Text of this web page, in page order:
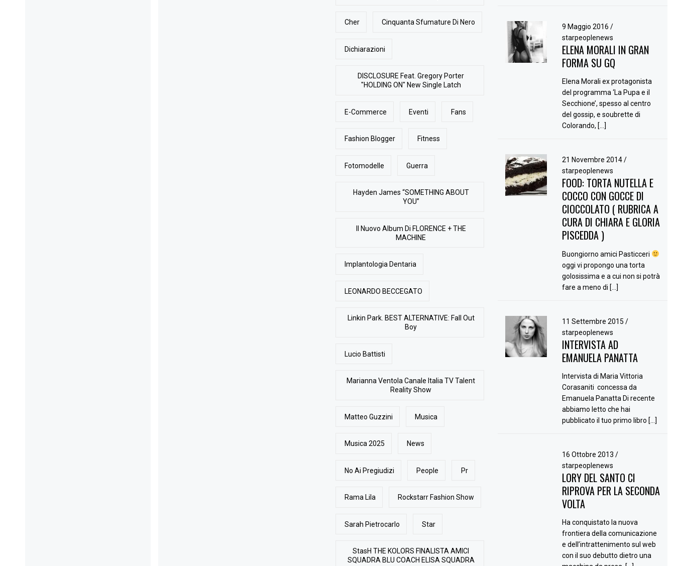
Cher Cinquanta Sfumature Di Nero
Dichiarazioni
DISCLOSURE Feat. Gregory Porter
"HOLDING ON" New Single Latch
E-Commerce Eventi Fans
Fashion Blogger Fitness
Fotomodelle Guerra
Hayden James “SOMETHING ABOUT
YOU”
Il Nuovo Album Di FLORENCE + THE
MACHINE
Implantologia Dentaria
LEONARDO BECCEGATO
Linkin Park. BEST ALTERNATIVE: Fall Out
Boy
Lucio Battisti
Marianna Ventola Canale Italia TV Talent
Reality Show
Matteo Guzzini Musica
Musica 2025 News
No Ai Pregiudizi People Pr
Rama Lila Rockstarr Fashion Show
Sarah Pietrocarlo Star
StasH THE KOLORS FINALISTA AMICI
SQUADRA BLU COACH ELISA SQUADRA
9 Maggio 2016 /
starpeoplenews
ELENA MORALI IN GRAN
FORMA SU GQ
Elena Morali ex protagonista
del programma ‘La Pupa e il
Secchione’, spesso al centro
del gossip, e soubrette di
Colorando, […]
21 Novembre 2014/
starpeoplenews
FOOD: TORTA NUTELLA E
COCCO CON GOCCE DI
CIOCCOLATO ( RUBRICA A
CURA DI CHIARA E GLORIA
PISCEDDA )
Buongiorno amici Pasticceri
oggi vi propongo una torta
golosissima e a cui non si potrà
fare a meno di […]
11 Settembre 2015 /
starpeoplenews
INTERVISTA AD
EMANUELA PANATTA
Intervista di Maria Vittoria
Corasaniti concessa da
Emanuela Panatta Di recente
abbiamo letto che hai
pubblicato il tuo primo libro […]
16 Ottobre 2013 /
starpeoplenews
LORY DEL SANTO CI
RIPROVA PER LA SECONDA
VOLTA
Ha conquistato la nuova
frontiera della comunicazione
e dell’intrattenimento sul web
con il suo debutto dietro una